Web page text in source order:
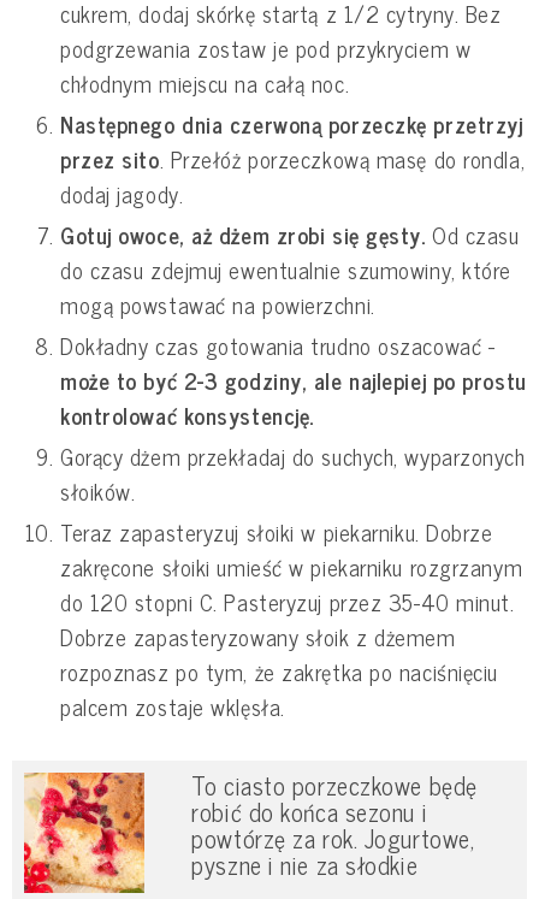
cukrem, dodaj skórkę startą z 1/2 cytryny. Bez
podgrzewania zostaw je pod przykryciem w
chłodnym miejscu na całą noc.
Następnego dnia czerwoną porzeczkę przetrzyj
przez sito. Przełóż porzeczkową masę do rondla,
dodaj jagody.
Gotuj owoce, aż dżem zrobi się gęsty. Od czasu
do czasu zdejmuj ewentualnie szumowiny, które
mogą powstawać na powierzchni.
Dokładny czas gotowania trudno oszacować -
może to być 2-3 godziny, ale najlepiej po prostu
kontrolować konsystencję.
Gorący dżem przekładaj do suchych, wyparzonych
słoików.
Teraz zapasteryzuj słoiki w piekarniku. Dobrze
zakręcone słoiki umieść w piekarniku rozgrzanym
do 120 stopni C. Pasteryzuj przez 35-40 minut.
Dobrze zapasteryzowany słoik z dżemem
rozpoznasz po tym, że zakrętka po naciśnięciu
palcem zostaje wklęsła.
To ciasto porzeczkowe będę
robić do końca sezonu i
powtórzę za rok. Jogurtowe,
pyszne i nie za słodkie